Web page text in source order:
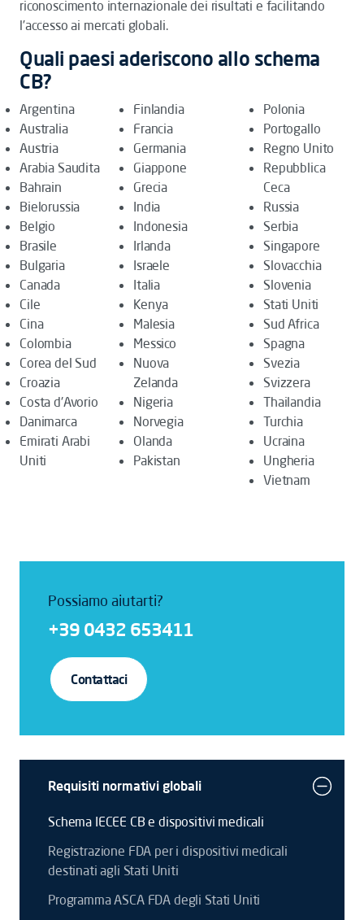
riconoscimento internazionale dei risultati e facilitando
l’accesso ai mercati globali.
Quali paesi aderiscono allo schema
CB?
Argentina
Australia
Austria
Arabia Saudita
Bahrain
Bielorussia
Belgio
Brasile
Bulgaria
Canada
Cile
Cina
Colombia
Corea del Sud
Croazia
Costa d'Avorio
Danimarca
Emirati Arabi
Uniti
Finlandia
Francia
Germania
Giappone
Grecia
India
Indonesia
Irlanda
Israele
Italia
Kenya
Malesia
Messico
Nuova
Zelanda
Nigeria
Norvegia
Olanda
Pakistan
Polonia
Portogallo
Regno Unito
Repubblica
Ceca
Russia
Serbia
Singapore
Slovacchia
Slovenia
Stati Uniti
Sud Africa
Spagna
Svezia
Svizzera
Thailandia
Turchia
Ucraina
Ungheria
Vietnam
Possiamo aiutarti?
+39 0432 653411
Contattaci
Requisiti normativi globali
Schema IECEE CB e dispositivi medicali
Registrazione FDA per i dispositivi medicali
destinati agli Stati Uniti
Programma ASCA FDA degli Stati Uniti